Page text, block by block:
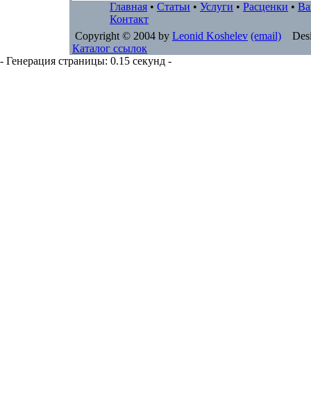
Главная • Статьи • Услуги • Расценки •
Контакт
Copyright © 2004 by Leonid Koshelev (email)
Каталог ссылок
- Генерация страницы: 0.15 секунд -